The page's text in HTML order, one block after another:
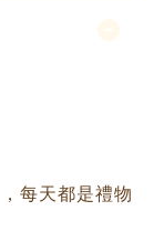
每天都是禮物